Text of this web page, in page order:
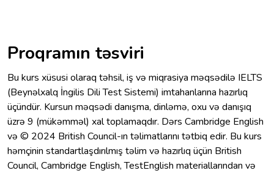
Proqramın təsviri
Bu kurs xüsusi olaraq təhsil, iş və miqrasiya məqsədilə IELTS
(Beynəlxalq İngilis Dili Test Sistemi) imtahanlarına hazırlıq
üçündür. Kursun məqsədi danışma, dinləmə, oxu və danışıq
üzrə 9 (mükəmməl) xal toplamaqdır. Dərs Cambridge English
və © 2024 British Council-ın təlimatlarını tətbiq edir. Bu kurs
həmçinin standartlaşdırılmış təlim və hazırlıq üçün British
Council, Cambridge English, TestEnglish materiallarından və